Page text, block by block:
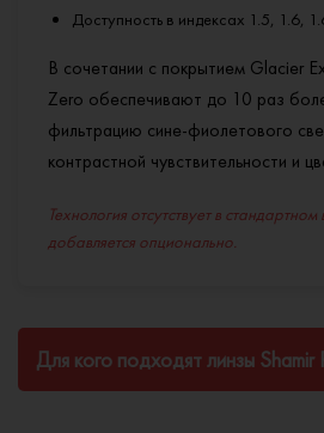
Доступность в индексах 1.5, 1.6,
В сочетании с покрытием Glacier
Zero обеспечивают до 10 раз
фильтрацию сине-фиолетового
контрастной чувствительности и
Технология отсутствует в
добавляется опционально.
Для кого подходят линзы Shamir